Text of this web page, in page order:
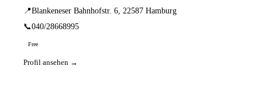
📍Blankeneser Bahnhofstr. 6, 22587 Hamburg
📞040/28668995
Free
Profil ansehen →